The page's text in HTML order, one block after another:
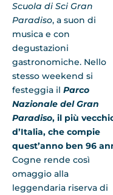
Scuola di Sci Gran
Paradiso, a suon di
musica e con
degustazioni
gastronomiche. Nello
stesso weekend si
festeggia il Parco
Nazionale del Gran
Paradiso, il più
d’Italia, che compie
quest’anno ben 96
Cogne rende così
omaggio alla
leggendaria riserva di